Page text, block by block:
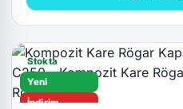
Stokta
Yeni
İndirim